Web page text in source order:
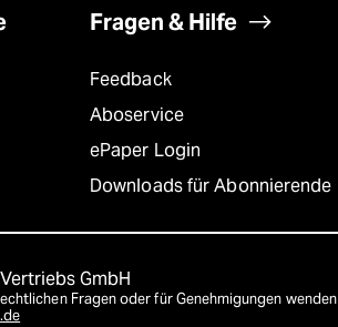
Fragen & Hilfe
Feedback
Aboservice
ePaper Login
Downloads für Abonnierende
GmbH
Fragen oder für Genehmigungen wenden